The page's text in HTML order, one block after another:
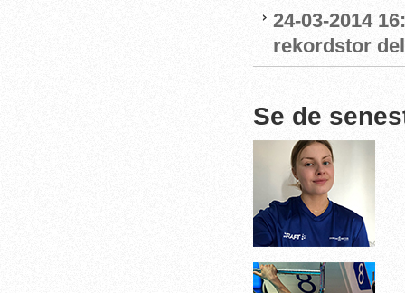
24-03-2014
rekordstor
Se de